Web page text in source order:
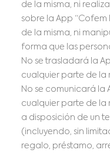
de la misma, ni
sobre la App “Cofem
de la misma, ni
forma que las
No se trasladará la
cualquier parte de la
No se comunicará la
cualquier parte de la
a disposición de un
(incluyendo, sin
regalo, préstamo,